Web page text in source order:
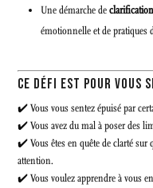
Une démarche de
émotionnelle et de pratiques
CE DÉFI EST POUR VOUS
✔️ Vous vous sentez épuisé par
✔️ Vous avez du mal à poser des
✔️ Vous êtes en quête de clarté sur
attention.
✔️ Vous voulez apprendre à vous